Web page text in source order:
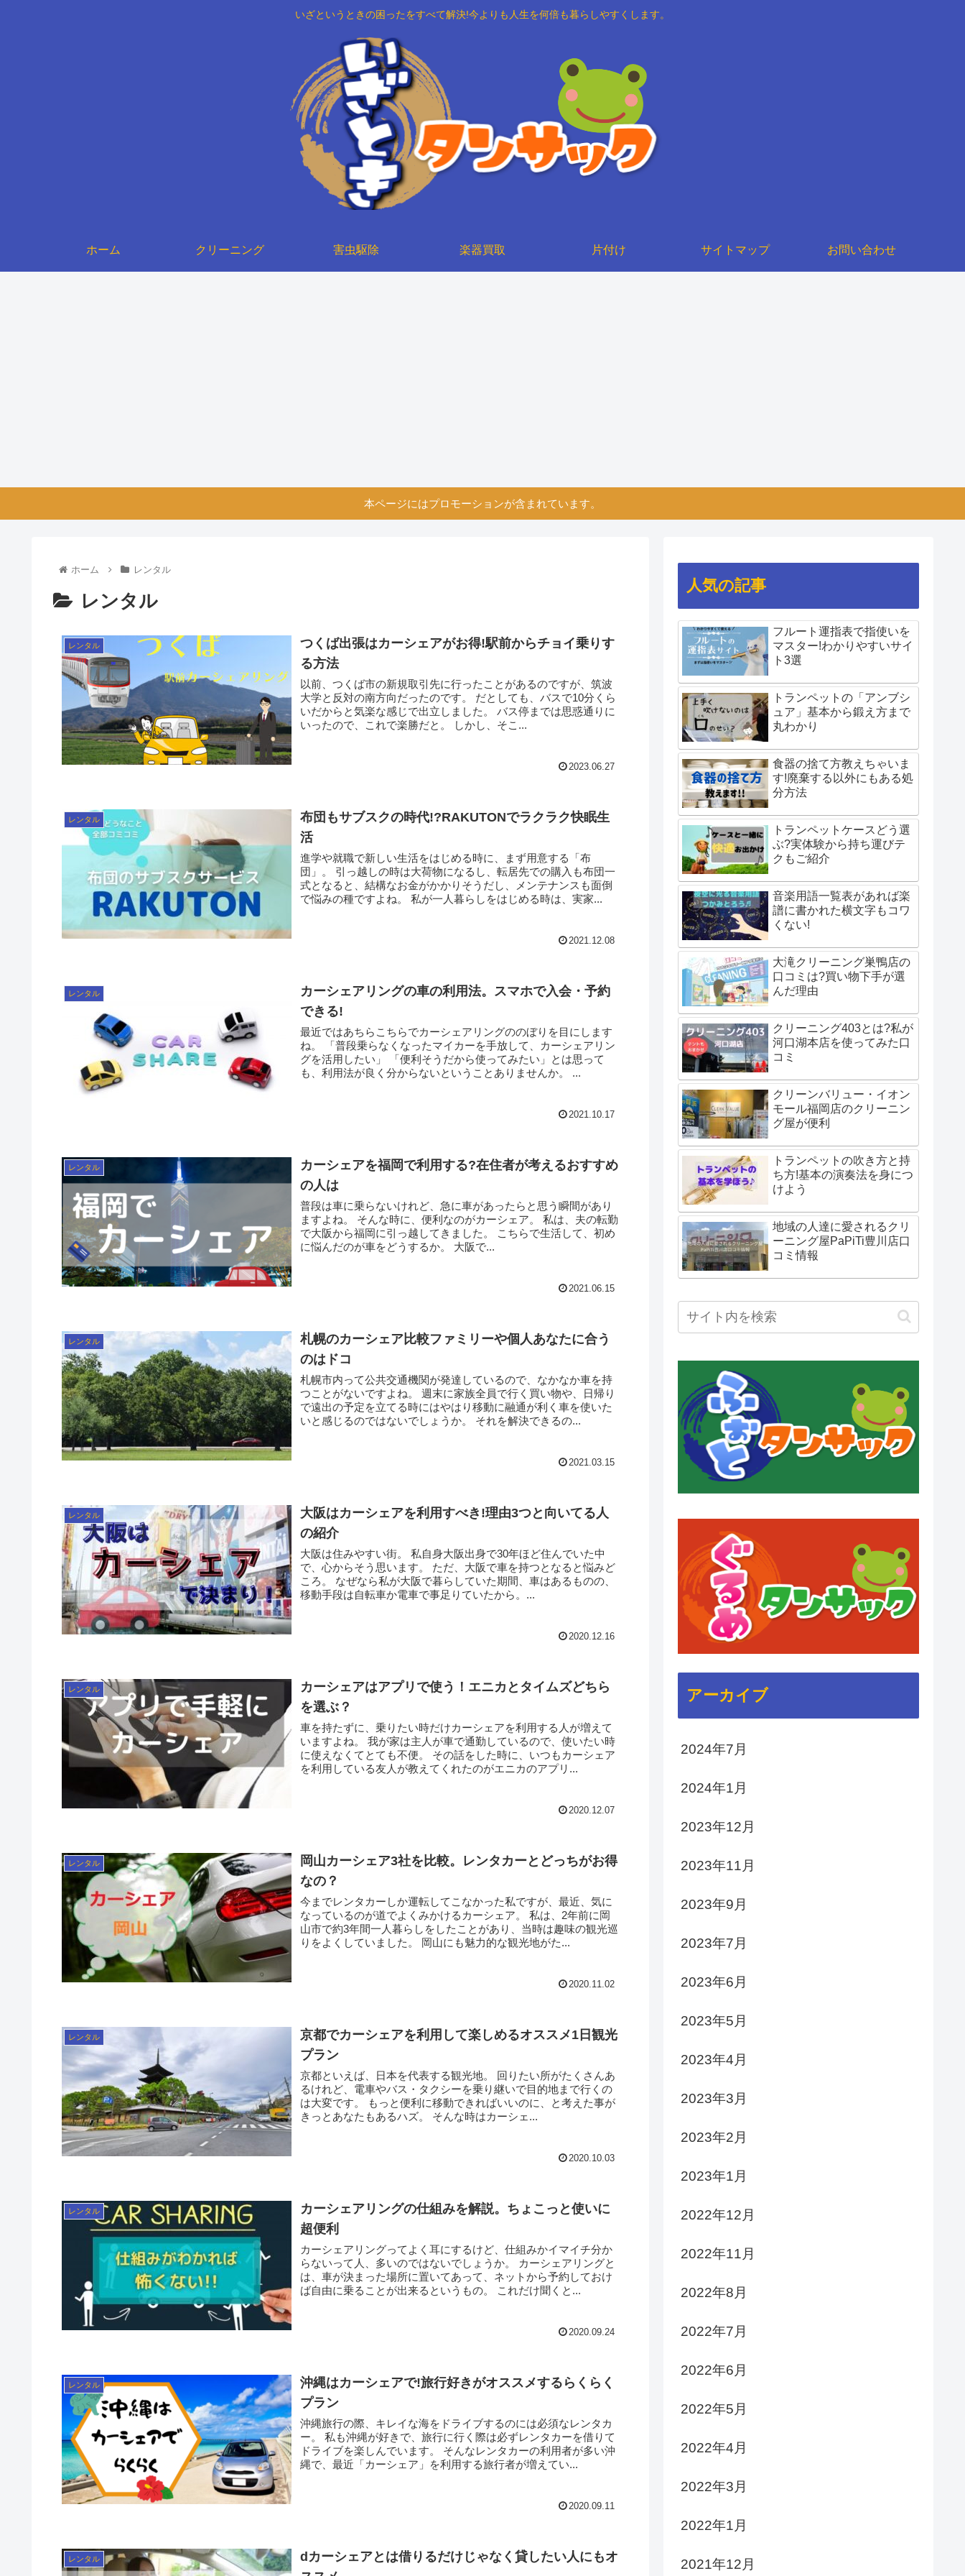
いざというときの困ったをすべて解決!今よりも人生を何倍も暮らしやすくします。
ホーム クリーニング 害虫駆除 楽器買取 片付け サイトマップ お問い合わせ
本ページにはプロモーションが含まれています。
ホーム レンタル
レンタル
レンタル
つくば出張はカーシェアがお得!駅前からチョイ乗りす
る方法
以前、つくば市の新規取引先に行ったことがあるのですが、筑波
大学と反対の南方向だったのです。 だとしても、バスで10分くら
いだからと気楽な感じで出立しました。 バス停までは思惑通りに
いったので、これで楽勝だと。 しかし、そこ...
2023.06.27
レンタル
布団もサブスクの時代!?RAKUTONでラクラク快眠生
活
進学や就職で新しい生活をはじめる時に、まず用意する「布
団」。 引っ越しの時は大荷物になるし、転居先での購入も布団一
式となると、結構なお金がかかりそうだし、メンテナンスも面倒
で悩みの種ですよね。 私が一人暮らしをはじめる時は、実家...
2021.12.08
レンタル
カーシェアリングの車の利用法。スマホで入会・予約
できる!
最近ではあちらこちらでカーシェアリングののぼりを目にします
ね。 「普段乗らなくなったマイカーを手放して、カーシェアリン
グを活用したい」 「便利そうだから使ってみたい」とは思って
も、利用法が良く分からないということありませんか。 ...
2021.10.17
レンタル
カーシェアを福岡で利用する?在住者が考えるおすすめ
の人は
普段は車に乗らないけれど、急に車があったらと思う瞬間があり
ますよね。 そんな時に、便利なのがカーシェア。 私は、夫の転勤
で大阪から福岡に引っ越してきました。 こちらで生活して、初め
に悩んだのが車をどうするか。 大阪で...
2021.06.15
レンタル
札幌のカーシェア比較ファミリーや個人あなたに合う
のはドコ
札幌市内って公共交通機関が発達しているので、なかなか車を持
つことがないですよね。 週末に家族全員で行く買い物や、日帰り
で遠出の予定を立てる時にはやはり移動に融通が利く車を使いた
いと感じるのではないでしょうか。 それを解決できるの...
2021.03.15
レンタル
大阪はカーシェアを利用すべき!理由3つと向いてる人
の紹介
大阪は住みやすい街。 私自身大阪出身で30年ほど住んでいた中
で、心からそう思います。 ただ、大阪で車を持つとなると悩みど
ころ。 なぜなら私が大阪で暮らしていた期間、車はあるものの、
移動手段は自転車か電車で事足りていたから。...
2020.12.16
レンタル
カーシェアはアプリで使う！エニカとタイムズどちら
を選ぶ？
車を持たずに、乗りたい時だけカーシェアを利用する人が増えて
いますよね。 我が家は主人が車で通勤しているので、使いたい時
に使えなくてとても不便。 その話をした時に、いつもカーシェア
を利用している友人が教えてくれたのがエニカのアプリ...
2020.12.07
レンタル
岡山カーシェア3社を比較。レンタカーとどっちがお得
なの？
今までレンタカーしか運転してこなかった私ですが、最近、気に
なっているのが道でよくみかけるカーシェア。 私は、2年前に岡
山市で約3年間一人暮らしをしたことがあり、当時は趣味の観光巡
りをよくしていました。 岡山にも魅力的な観光地がた...
2020.11.02
レンタル
京都でカーシェアを利用して楽しめるオススメ1日観光
プラン
京都といえば、日本を代表する観光地。 回りたい所がたくさんあ
るけれど、電車やバス・タクシーを乗り継いで目的地まで行くの
は大変です。 もっと便利に移動できればいいのに、と考えた事が
きっとあなたもあるハズ。 そんな時はカーシェ...
2020.10.03
レンタル
カーシェアリングの仕組みを解説。ちょこっと使いに
超便利
カーシェアリングってよく耳にするけど、仕組みかイマイチ分か
らないって人、多いのではないでしょうか。 カーシェアリングと
は、車が決まった場所に置いてあって、ネットから予約しておけ
ば自由に乗ることが出来るというもの。 これだけ聞くと...
2020.09.24
レンタル
沖縄はカーシェアで!旅行好きがオススメするらくらく
プラン
沖縄旅行の際、キレイな海をドライブするのには必須なレンタカ
ー。 私も沖縄が好きで、旅行に行く際は必ずレンタカーを借りて
ドライブを楽しんでいます。 そんなレンタカーの利用者が多い沖
縄で、最近「カーシェア」を利用する旅行者が増えてい...
2020.09.11
レンタル
dカーシェアとは借りるだけじゃなく貸したい人にもオ
人気の記事
フルート運指表で指使いを
マスター!わかりやすいサイ
ト3選
トランペットの「アンブシ
ュア」基本から鍛え方まで
丸わかり
食器の捨て方教えちゃいま
す!廃棄する以外にもある処
分方法
トランペットケースどう選
ぶ?実体験から持ち運びテ
クもご紹介
音楽用語一覧表があれば楽
譜に書かれた横文字もコワ
くない!
大滝クリーニング巣鴨店の
口コミは?買い物下手が選
んだ理由
クリーニング403とは?私が
河口湖本店を使ってみた口
コミ
クリーンバリュー・イオン
モール福岡店のクリーニン
グ屋が便利
トランペットの吹き方と持
ち方!基本の演奏法を身につ
けよう
地域の人達に愛されるクリ
ーニング屋PaPiTi豊川店口
コミ情報
アーカイブ
2024年7月
2024年1月
2023年12月
2023年11月
2023年9月
2023年7月
2023年6月
2023年5月
2023年4月
2023年3月
2023年2月
2023年1月
2022年12月
2022年11月
2022年8月
2022年7月
2022年6月
2022年5月
2022年4月
2022年3月
2022年1月
2021年12月